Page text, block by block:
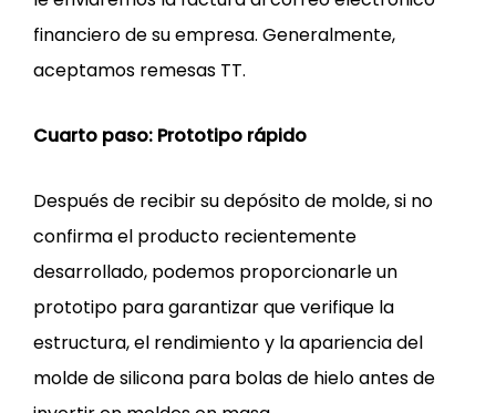
financiero de su empresa. Generalmente,
aceptamos remesas TT.
Cuarto paso: Prototipo rápido
Después de recibir su depósito de molde, si no
confirma el producto recientemente
desarrollado, podemos proporcionarle un
prototipo para garantizar que verifique la
estructura, el rendimiento y la apariencia del
molde de silicona para bolas de hielo antes de